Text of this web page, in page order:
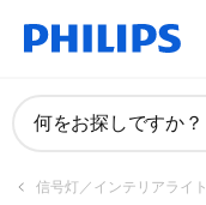
何をお探しですか？
信号灯／インテリアライト
製品を登録